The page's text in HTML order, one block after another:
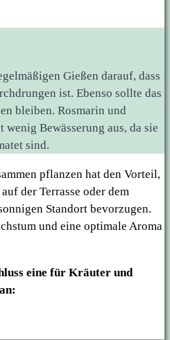
Gießen darauf, dass
ist. Ebenso sollte das
bleiben. Rosmarin und
Bewässerung aus, da sie
sind.
pflanzen hat den Vorteil,
der Terrasse oder dem
Standort bevorzugen.
und eine optimale Aroma
eine für Kräuter und